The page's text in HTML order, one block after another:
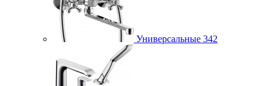
Универсальные 342